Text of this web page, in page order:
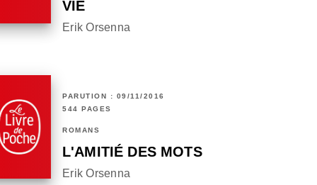
VIE
Erik Orsenna
PARUTION : 09/11/2016
544 PAGES
ROMANS
L'AMITIÉ DES MOTS
Erik Orsenna